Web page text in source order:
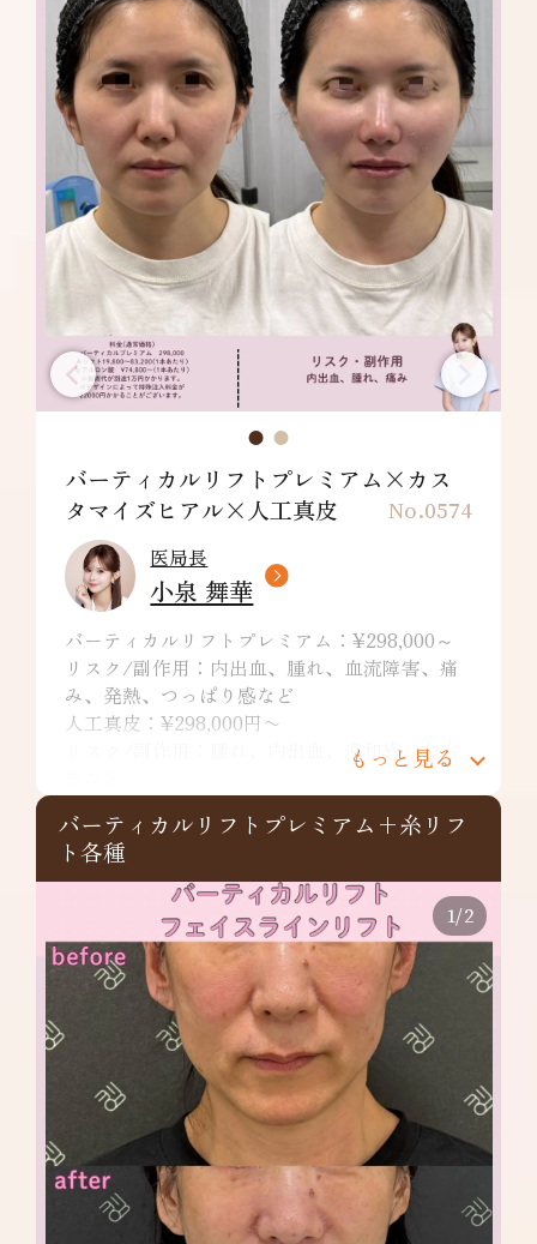
No.0574
バーティカルリフトプレミアム×カス
タマイズヒアル×人工真皮
医局長
小泉 舞華
バーティカルリフトプレミアム：¥298,000～
リスク/副作用：内出血、腫れ、血流障害、痛
み、発熱、つっぱり感など
人工真皮：¥298,000円〜
リスク/副作用：腫れ、内出血、違和感、左右
て￥10,000が発生。デザインによっては特殊注
入料￥22,000が発生。
リスク/副作用：痛み、浮腫み、内出血、発
赤、熱感、つっぱり感、色素沈着、腫れ、硬
結、拘縮、知覚鈍麻などを生じることがありま
す。
もっと見る
バーティカルリフトプレミアム+糸リフ
ト各種
1/2